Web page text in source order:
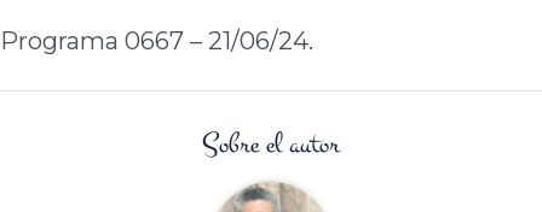
Programa 0667 – 21/06/24.
Sobre el autor